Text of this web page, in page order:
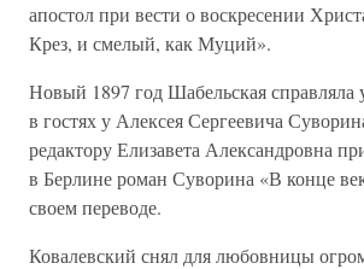
апостол при вести о воскресении
Крез, и смелый, как Муций».
Новый 1897 год Шабельская справляла
в гостях у Алексея Сергеевича
редактору Елизавета Александровна
в Берлине роман Суворина «В конце
своем переводе.
Ковалевский снял для любовницы